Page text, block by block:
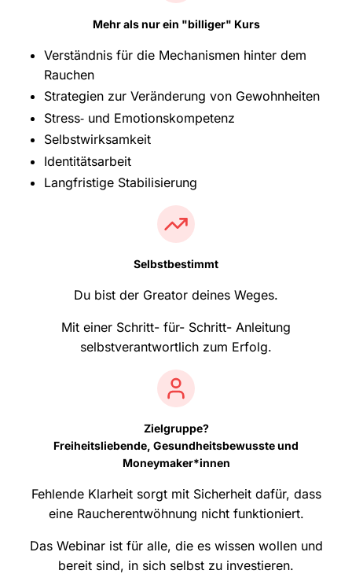
Mehr als nur ein "billiger" Kurs
Verständnis für die Mechanismen hinter dem
Rauchen
Strategien zur Veränderung von Gewohnheiten
Stress‑ und Emotionskompetenz
Selbstwirksamkeit
Identitätsarbeit
Langfristige Stabilisierung
Selbstbestimmt
Du bist der Greator deines Weges.
Mit einer Schritt- für- Schritt- Anleitung
selbstverantwortlich zum Erfolg.
Zielgruppe?
Freiheitsliebende, Gesundheitsbewusste und
Moneymaker*innen
Fehlende Klarheit sorgt mit Sicherheit dafür, dass
eine Raucherentwöhnung nicht funktioniert.
Das Webinar ist für alle, die es wissen wollen und
bereit sind, in sich selbst zu investieren.